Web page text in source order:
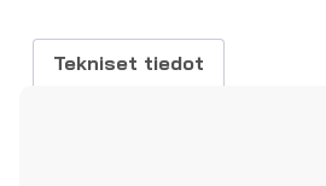
Tekniset tiedot